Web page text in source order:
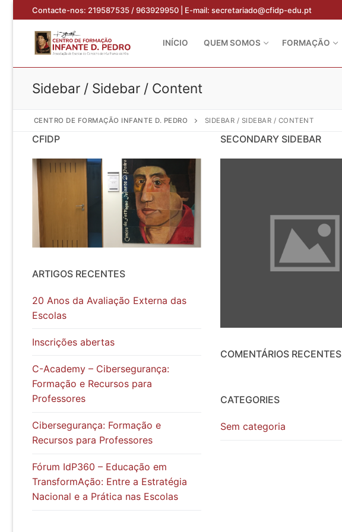
Saltar
para
conteúdo
Contacte-nos: 219587535 / 963929950 | E-mail: secretariado@cfidp-edu.pt
INÍCIO QUEM SOMOS FORMAÇÃO
Pesquisar
Início
Quem Somos
Sidebar / Sidebar / Content
CENTRO DE FORMAÇÃO INFANTE D. PEDRO SIDEBAR / SIDEBAR / CONTENT
CFIDP
ARTIGOS RECENTES
20 Anos da Avaliação Externa das
Escolas
Inscrições abertas
C-Academy – Cibersegurança:
Formação e Recursos para
Professores
Cibersegurança: Formação e
Recursos para Professores
Fórum IdP360 – Educação em
TransformAção: Entre a Estratégia
Nacional e a Prática nas Escolas
SECONDARY SIDEBAR
COMENTÁRIOS RECENTES
CATEGORIES
Sem categoria